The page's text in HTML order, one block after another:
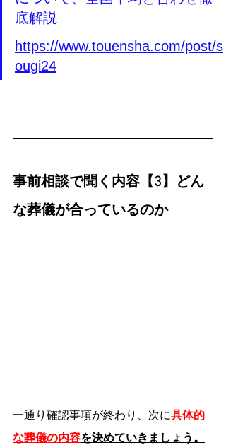
底解説
https://www.touensha.com/post/s
ougi24
事前相談で聞く内容【3】どん
な葬儀が合っているのか
一通り確認事項が終わり、次に具体的
な葬儀の内容を決めていきましょう。